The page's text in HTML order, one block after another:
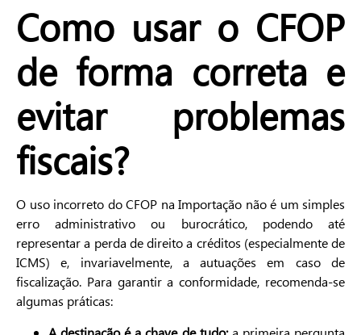
Como usar o CFOP
de forma correta e
evitar problemas
fiscais?
O uso incorreto do CFOP na Importação não é um simples
erro administrativo ou burocrático, podendo até
representar a perda de direito a créditos (especialmente de
ICMS) e, invariavelmente, a autuações em caso de
fiscalização. Para garantir a conformidade, recomenda-se
algumas práticas: